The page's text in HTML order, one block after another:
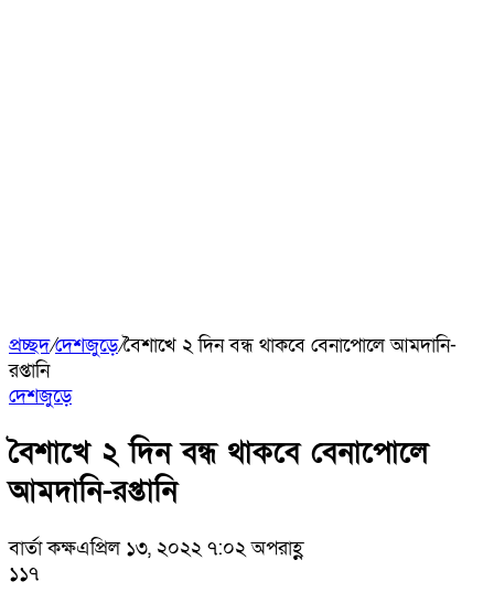
প্রচ্ছদ/দেশজুড়ে/বৈশাখে ২ দিন বন্ধ থাকবে বেনাপোলে আমদানি-
রপ্তানি
দেশজুড়ে
বৈশাখে ২ দিন বন্ধ থাকবে বেনাপোলে
আমদানি-রপ্তানি
বার্তা কক্ষএপ্রিল ১৩, ২০২২ ৭:০২ অপরাহ্ণ
১১৭